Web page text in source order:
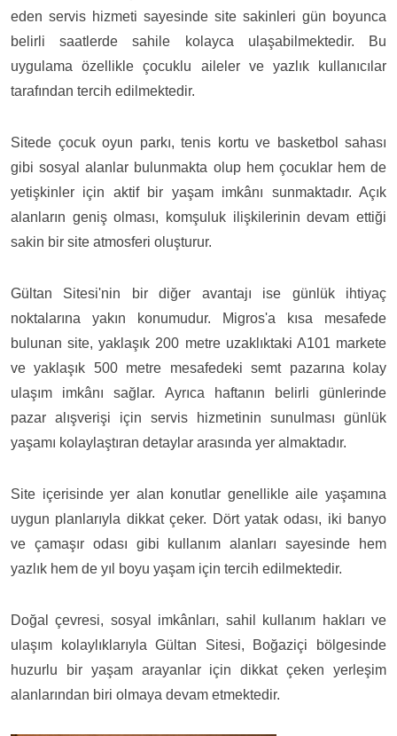
eden servis hizmeti sayesinde site sakinleri gün boyunca
belirli saatlerde sahile kolayca ulaşabilmektedir. Bu
uygulama özellikle çocuklu aileler ve yazlık kullanıcılar
tarafından tercih edilmektedir.
Sitede çocuk oyun parkı, tenis kortu ve basketbol sahası
gibi sosyal alanlar bulunmakta olup hem çocuklar hem de
yetişkinler için aktif bir yaşam imkânı sunmaktadır. Açık
alanların geniş olması, komşuluk ilişkilerinin devam ettiği
sakin bir site atmosferi oluşturur.
Gültan Sitesi'nin bir diğer avantajı ise günlük ihtiyaç
noktalarına yakın konumudur. Migros'a kısa mesafede
bulunan site, yaklaşık 200 metre uzaklıktaki A101 markete
ve yaklaşık 500 metre mesafedeki semt pazarına kolay
ulaşım imkânı sağlar. Ayrıca haftanın belirli günlerinde
pazar alışverişi için servis hizmetinin sunulması günlük
yaşamı kolaylaştıran detaylar arasında yer almaktadır.
Site içerisinde yer alan konutlar genellikle aile yaşamına
uygun planlarıyla dikkat çeker. Dört yatak odası, iki banyo
ve çamaşır odası gibi kullanım alanları sayesinde hem
yazlık hem de yıl boyu yaşam için tercih edilmektedir.
Doğal çevresi, sosyal imkânları, sahil kullanım hakları ve
ulaşım kolaylıklarıyla Gültan Sitesi, Boğaziçi bölgesinde
huzurlu bir yaşam arayanlar için dikkat çeken yerleşim
alanlarından biri olmaya devam etmektedir.